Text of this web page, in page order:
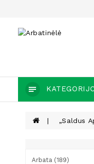
„Saldus
Arbata (189)